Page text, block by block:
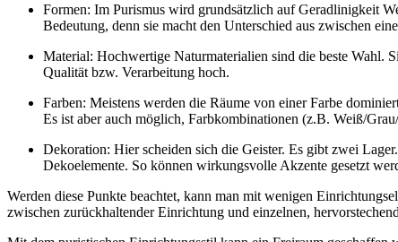
Formen: Im Purismus wird grundsätzlich auf Geradlinigkeit
Bedeutung, denn sie macht den Unterschied aus zwischen
Material: Hochwertige Naturmaterialien sind die beste Wahl.
Qualität bzw. Verarbeitung hoch.
Farben: Meistens werden die Räume von einer Farbe
Es ist aber auch möglich, Farbkombinationen (z.B. Weiß/
Dekoration: Hier scheiden sich die Geister. Es gibt zwei
Dekoelemente. So können wirkungsvolle Akzente gesetzt
Werden diese Punkte beachtet, kann man mit wenigen
zwischen zurückhaltender Einrichtung und einzelnen,